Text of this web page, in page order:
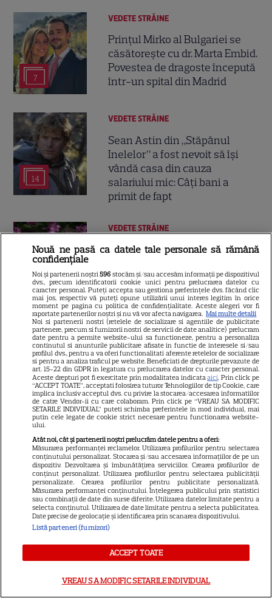
7
VEDETE STRĂINE
Prințul Mirko al Bulgariei se
căsătorește cu dr. Marta Embid.
Povestea de dragoste începută
într-un spital din Madrid
14
VEDETE STRĂINE
Sean Astin din „Stăpânul
Inelelor” a fost nevoit să își
vândă casa din cauza
salariului mic: Câți bani a
primit de fapt
13
VEDETE STRĂINE
George și Amal Clooney,
Franța din cauza incendiilor.
Mesajul dramatic al actorului:
„Nu știm dacă va supraviețui”
14
VEDETE STRĂINE
Elon Musk, atac la adresa
regizorului premiat cu Oscar
care a realizat documentarul
despre viața sa. Filmul are 232
de minute
Fiica legendei și-a făcut
debutul în televiziune: „Dacă
nu te văd în direct, dau în
judecată Liga!”
Nouă ne pasă ca datele tale personale să rămână
confidențiale
Noi și partenerii noștri596 stocăm și/sau accesăm informații pe dispozitivul
dvs., precum identificatorii cookie unici pentru prelucrarea datelor cu
caracter personal. Puteți accepta sau gestiona preferințele dvs. făcând clic
mai jos, respectiv vă puteți opune utilizării unui interes legitim în orice
moment pe pagina cu politica de confidențialitate. Aceste alegeri vor fi
raportate partenerilor noștri și nu vă vor afecta navigarea. Mai multe detalii
Noi si partenerii nostri (retelele de socializare si agentiile de publicitate
partenere, precum si furnizorii nostri de servicii de date analitice) prelucram
date pentru a permite website-ului sa functioneze, pentru a personaliza
continutul si anunturile publicitare afisate in functie de interesele si/sau
profilul dvs., pentru a va oferi functionalitati aferente retelelor de socializare
si pentru a analiza traficul pe website. Beneficiati de drepturile prevazute de
art. 15-22 din GDPR in legatura cu prelucrarea datelor cu caracter personal.
Aceste drepturi pot fi exercitate prin modalitatea indicataaici. Prin click pe
“ACCEPT TOATE”, acceptati folosirea tuturor Tehnologiilor de tip Cookie, care
implica inclusiv acceptul dvs. cu privire la stocarea/accesarea informatiilor
de catre Vendor-ii cu care colaboram. Prin click pe “VREAU SA MODIFIC
SETARILE INDIVIDUAL” puteti schimba preferintele in mod individual, mai
putin cele legate de cookie strict necesare pentru functionarea website-
ului.
Atât noi, cât și partenerii noștri prelucrăm datele pentru a oferi:
Măsurarea performanței reclamelor. Utilizarea profilurilor pentru selectarea
conținutului personalizat. Stocarea și/sau accesarea informațiilor de pe un
dispozitiv. Dezvoltarea și îmbunătățirea serviciilor. Crearea profilurilor de
conținut personalizat. Utilizarea profilurilor pentru selectarea publicității
personalizate. Crearea profilurilor pentru publicitate personalizată.
Măsurarea performanței conținutului. Înțelegerea publicului prin statistici
sau combinații de date din surse diferite. Utilizarea datelor limitate pentru a
selecta conținutul. Utilizarea de date limitate pentru a selecta publicitatea.
Date precise de geolocație și identificarea prin scanarea dispozitivului.
Listă parteneri (furnizori)
ACCEPT TOATE
VREAU SA MODIFIC SETARILE INDIVIDUAL